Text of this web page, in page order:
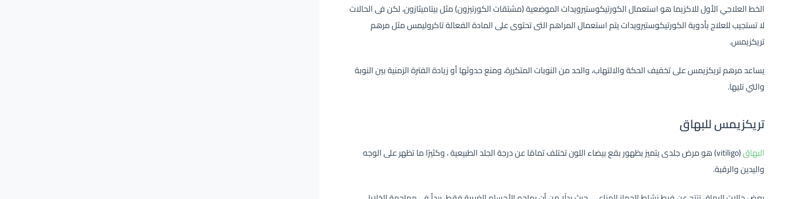
الخط العلاجي الأول للاكزيما هو استعمال الكورتيكوستيرويدات الموضعية (مشتقات الكورتيزون) مثل بيتاميثازون، لكن فى الحالات
لا تستجيب للعلاج بأدوية الكورتيكوستيرويدات يتم استعمال المراهم التى تحتوى على المادة الفعالة تاكروليمس مثل مرهم
تريكزيمس.
يساعد مرهم تريكزيمس على تخفيف الحكة والالتهاب، والحد من النوبات المتكررة، ومنع حدوثها أو زيادة الفترة الزمنية بين النوبة
والتي تليها.
تريكزيمس للبهاق
البهاق
(vitiligo) هو مرض جلدى يتميز بظهور بقع بيضاء اللون تختلف تمامًا عن درجة الجلد الطبيعية ، وكثيرًا ما تظهر على الوجه
واليدين والرقبة.